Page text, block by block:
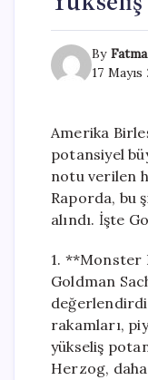
By
17 Mayıs
Amerika
potansiyel
notu verilen
Raporda, bu
alındı. İşte
1. **Monster
Goldman
rakamları,
yükseliş
Herzog,